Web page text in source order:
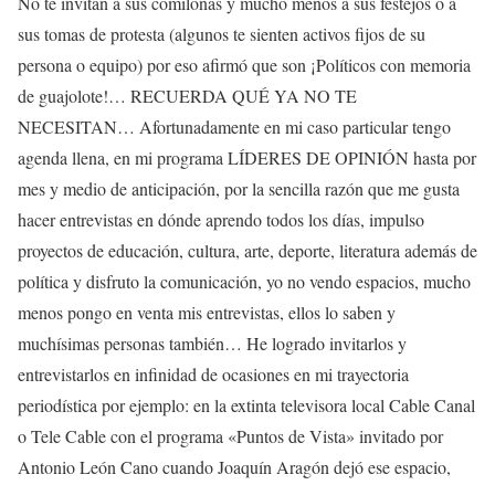
sus tomas de protesta (algunos te sienten activos fijos de su
persona o equipo) por eso afirmó que son ¡Políticos con memoria
de guajolote!… RECUERDA QUÉ YA NO TE
NECESITAN… Afortunadamente en mi caso particular tengo
agenda llena, en mi programa LÍDERES DE OPINIÓN hasta por
mes y medio de anticipación, por la sencilla razón que me gusta
hacer entrevistas en dónde aprendo todos los días, impulso
proyectos de educación, cultura, arte, deporte, literatura además de
política y disfruto la comunicación, yo no vendo espacios, mucho
menos pongo en venta mis entrevistas, ellos lo saben y
muchísimas personas también… He logrado invitarlos y
entrevistarlos en infinidad de ocasiones en mi trayectoria
periodística por ejemplo: en la extinta televisora local Cable Canal
o Tele Cable con el programa «Puntos de Vista» invitado por
Antonio León Cano cuando Joaquín Aragón dejó ese espacio,